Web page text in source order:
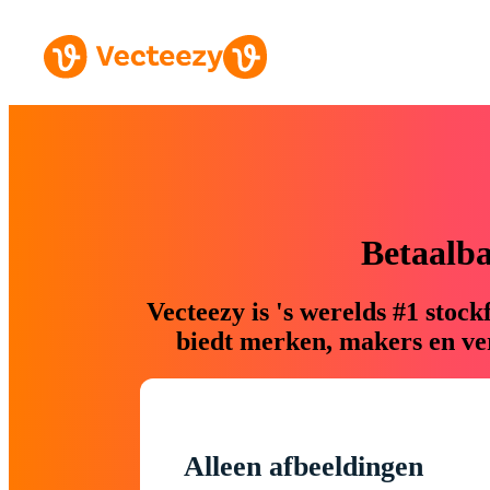
Vecteezy is 's werelds #1
biedt merken, makers en
Alleen afbeeldingen